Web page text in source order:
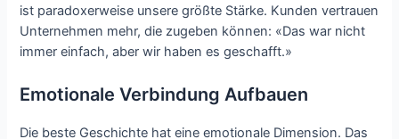
ist paradoxerweise unsere größte Stärke. Kunden vertrauen
Unternehmen mehr, die zugeben können: «Das war nicht
immer einfach, aber wir haben es geschafft.»
Emotionale Verbindung Aufbauen
Die beste Geschichte hat eine emotionale Dimension. Das